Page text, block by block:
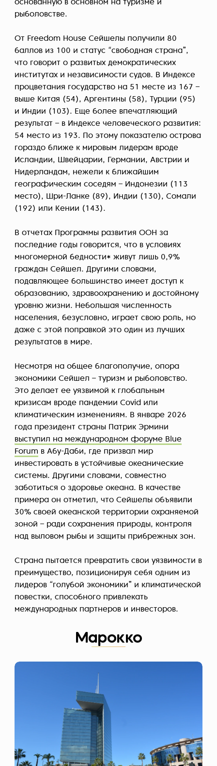
основанную в основном на туризме и
рыболовстве.
От Freedom House Сейшелы получили 80
баллов из 100 и статус “свободная страна”,
что говорит о развитых демократических
институтах и независимости судов. В Индексе
процветания государство на 51 месте из 167 –
выше Китая (54), Аргентины (58), Турции (95)
и Индии (103). Еще более впечатляющий
результат – в Индексе человеческого развития:
54 место из 193. По этому показателю острова
гораздо ближе к мировым лидерам вроде
Исландии, Швейцарии, Германии, Австрии и
Нидерландам, нежели к ближайшим
географическим соседям – Индонезии (113
место), Шри-Ланке (89), Индии (130), Сомали
(192) или Кении (143).
В отчетах Программы развития ООН за
последние годы говорится, что в условиях
многомерной бедности* живут лишь 0,9%
граждан Сейшел. Другими словами,
подавляющее большинство имеет доступ к
образованию, здравоохранению и достойному
уровню жизни. Небольшая численность
населения, безусловно, играет свою роль, но
даже с этой поправкой это один из лучших
результатов в мире.
Несмотря на общее благополучие, опора
экономики Сейшел – туризм и рыболовство.
Это делает ее уязвимой к глобальным
кризисам вроде пандемии Covid или
климатическим изменениям. В январе 2026
года президент страны Патрик Эрмини
выступил на международном форуме Blue
Forum в Абу-Даби, где призвал мир
инвестировать в устойчивые океанические
системы. Другими словами, совместно
заботиться о здоровье океана. В качестве
примера он отметил, что Сейшелы объявили
30% своей океанской территории охраняемой
зоной – ради сохранения природы, контроля
над выловом рыбы и защиты прибрежных зон.
Страна пытается превратить свои уязвимости в
преимущество, позиционируя себя одним из
лидеров “голубой экономики” и климатической
повестки, способного привлекать
международных партнеров и инвесторов.
Марокко